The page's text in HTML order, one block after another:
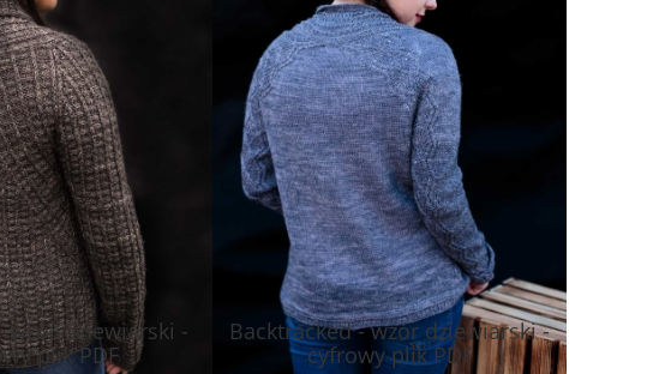
wzór dziewiarski -
plik PDF
Backtracked - wzór dziewiarski -
cyfrowy plik PDF